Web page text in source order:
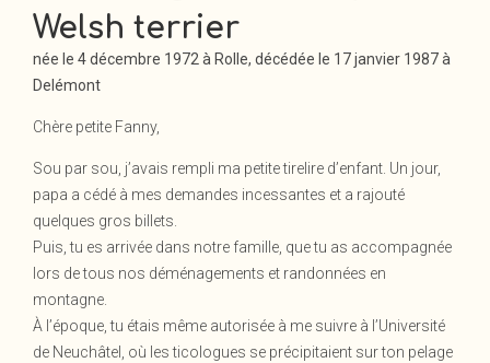
Welsh terrier
née le 4 décembre 1972 à Rolle, décédée le 17 janvier 1987 à
Delémont
Chère petite Fanny,
Sou par sou, j’avais rempli ma petite tirelire d’enfant. Un jour,
papa a cédé à mes demandes incessantes et a rajouté
quelques gros billets.
Puis, tu es arrivée dans notre famille, que tu as accompagnée
lors de tous nos déménagements et randonnées en
montagne.
À l’époque, tu étais même autorisée à me suivre à l’Université
de Neuchâtel, où les ticologues se précipitaient sur ton pelage